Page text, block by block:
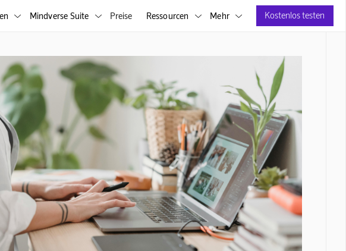
 Mindverse Suite  Preise Ressourcen  Mehr  Kostenlos testen